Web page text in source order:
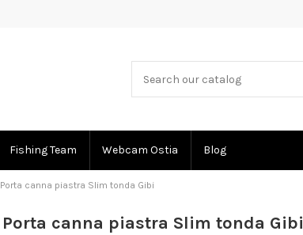
Fishing Team Webcam Ostia Blog
Porta canna piastra Slim tonda Gibi
Porta canna piastra Slim tonda Gibi